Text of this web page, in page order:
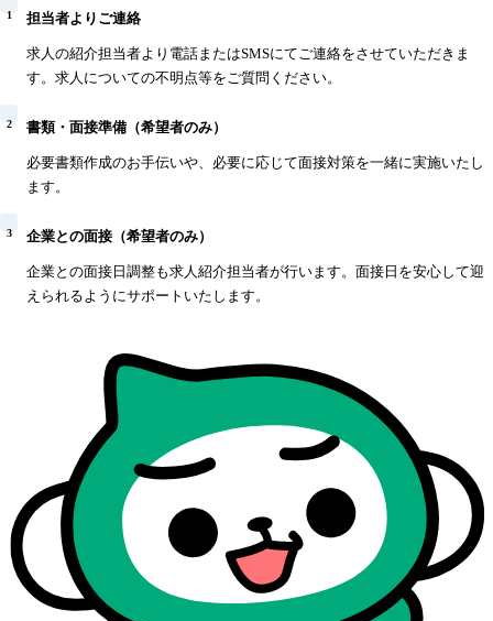
1 担当者よりご連絡
求人の紹介担当者より電話またはSMSにてご連絡をさせていただきま
す。求人についての不明点等をご質問ください。
2 書類・面接準備（希望者のみ）
必要書類作成のお手伝いや、必要に応じて面接対策を一緒に実施いたし
ます。
3 企業との面接（希望者のみ）
企業との面接日調整も求人紹介担当者が行います。面接日を安心して迎
えられるようにサポートいたします。